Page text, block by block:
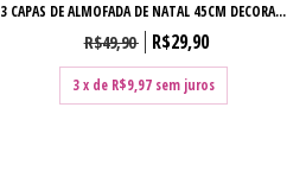
3 CAPAS DE ALMOFADA DE NATAL 45CM DECORA...
R$49,90 R$29,90
3x de R$9,97 sem juros